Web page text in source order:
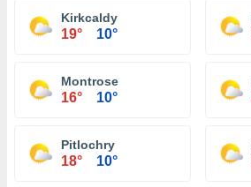
Kirkcaldy
19° 10°
Montrose
16° 10°
Pitlochry
18° 10°